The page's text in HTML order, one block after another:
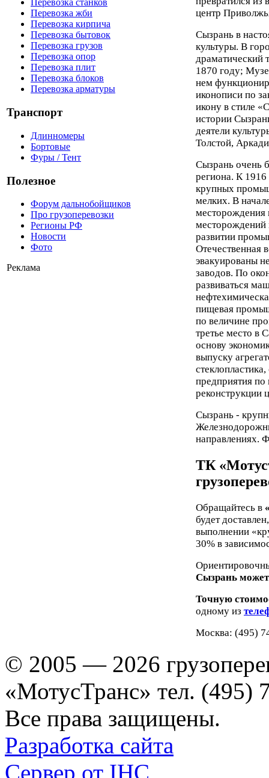
Перевозка станков
Перевозка жби
Перевозка кирпича
Перевозка бытовок
Перевозка грузов
Перевозка опор
Перевозка плит
Перевозка блоков
Перевозка арматуры
Транспорт
Длинномеры
Бортовые
Фуры / Тент
Полезное
Форум дальнобойщиков
Про грузоперевозки
Регионы РФ
Новости
Фото
Реклама
центр
Сызрань в
культуры. В
драматический
1870 году;
нем
иконописи по
икону в стиле
истории
деятели
Толстой,
Сызрань очень
региона. К
крупных
мелких. В
месторождения
месторождений
развитии
Отечественная
эвакуированы
заводов. По
развиваться
пищевая
по величине
третье место в
основу
выпуску
предприятия по
реконструкции
Сызрань -
направлениях.
ТК
Обращайтесь в
будет
выполнении
30% в
Сызрань
Точную
одному из
Москва: (495)
© 2005 — 2026
«МотусТранс» тел. (495)
Все права защищены.
Разработка сайта
Сервер от IHC